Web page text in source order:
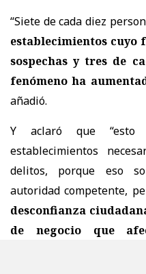
“Siete de cada diez
establecimientos cuyo
sospechas y tres de
fenómeno ha
añadió.
Y aclaró que “esto
establecimientos
delitos, porque eso
autoridad competente,
desconfianza
de negocio que